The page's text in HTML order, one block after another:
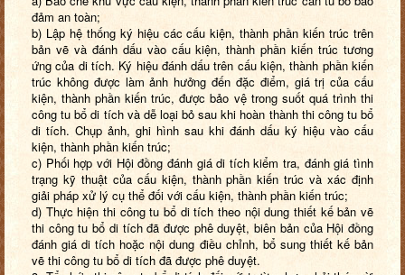
đảm an toàn;
b) Lập hệ thống ký hiệu các cấu kiện, thành phần kiến trúc trên
bản vẽ và đánh dấu vào cấu kiện, thành phần kiến trúc tương
ứng của di tích. Ký hiệu đánh dấu trên cấu kiện, thành phần kiến
trúc không được làm ảnh hưởng đến đặc điểm, giá trị của cấu
kiện, thành phần kiến trúc, được bảo vệ trong suốt quá trình thi
công tu bổ di tích và dễ loại bỏ sau khi hoàn thành thi công tu bổ
di tích. Chụp ảnh, ghi hình sau khi đánh dấu ký hiệu vào cấu
kiện, thành phần kiến trúc;
c) Phối hợp với Hội đồng đánh giá di tích kiểm tra, đánh giá tình
trạng kỹ thuật của cấu kiện, thành phần kiến trúc và xác định
giải pháp xử lý cụ thể đối với cấu kiện, thành phần kiến trúc;
d) Thực hiện thi công tu bổ di tích theo nội dung thiết kế bản vẽ
thi công tu bổ di tích đã được phê duyệt, biên bản của Hội đồng
đánh giá di tích hoặc nội dung điều chỉnh, bổ sung thiết kế bản
vẽ thi công tu bổ di tích đã được phê duyệt.